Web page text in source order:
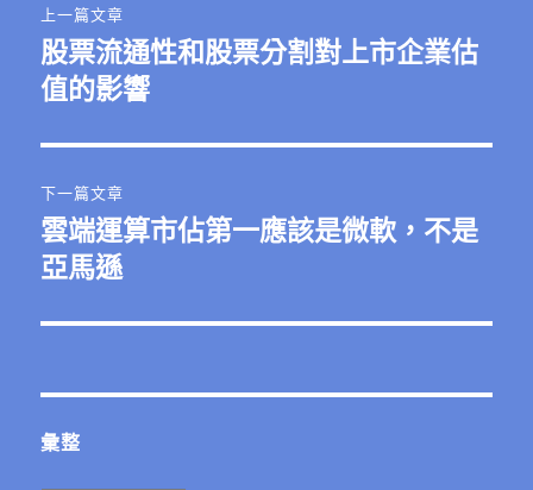
章
導
覽
上一篇文章
上
一
文
章:
股票流通性和股票分割對上市企業估
值的影響
下一篇文章
下
一
文
雲端運算市佔第一應該是微軟，不是
亞馬遜
彙整